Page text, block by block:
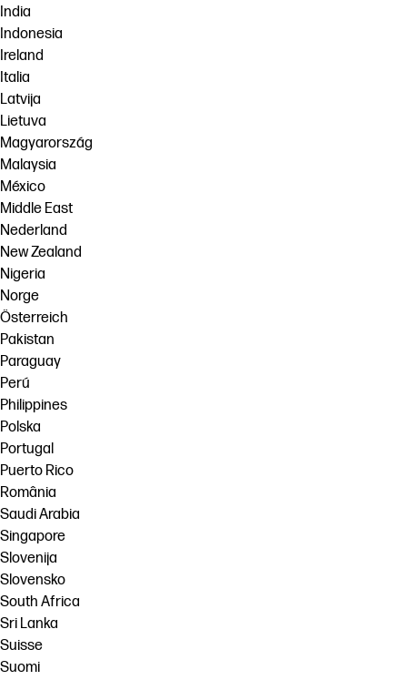
India
Indonesia
Ireland
Italia
Latvija
Lietuva
Magyarország
Malaysia
México
Middle East
Nederland
New Zealand
Nigeria
Norge
Österreich
Pakistan
Paraguay
Perú
Philippines
Polska
Portugal
Puerto Rico
România
Saudi Arabia
Singapore
Slovenija
Slovensko
South Africa
Sri Lanka
Suisse
Suomi